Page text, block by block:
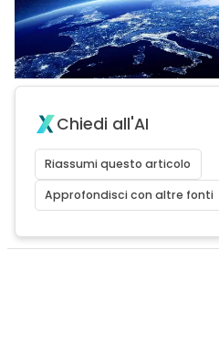
Chiedi all'AI
Riassumi questo articolo
Approfondisci con altre fonti